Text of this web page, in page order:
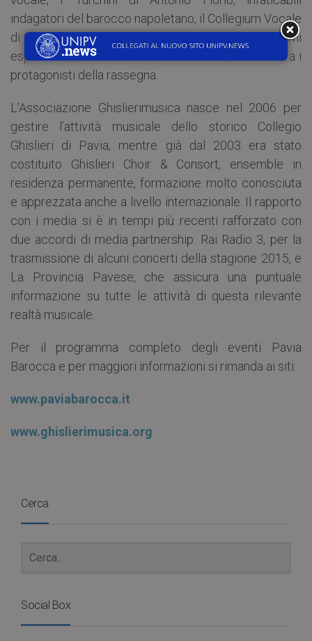
indagatori del barocco napoletano, il Collegium Vocale
di Gent diretto da Philippe Herreweghe, tra i massimi
esponenti della scena barocca mondiale, saranno tra i
protagonisti della rassegna.
L’Associazione Ghislierimusica nasce nel 2006 per
gestire l’attività musicale dello storico Collegio
Ghislieri di Pavia, mentre già dal 2003 era stato
costituito Ghislieri Choir & Consort, ensemble in
residenza permanente, formazione molto conosciuta
e apprezzata anche a livello internazionale. Il rapporto
con i media si è in tempi più recenti rafforzato con
due accordi di media partnership: Rai Radio 3, per la
trasmissione di alcuni concerti della stagione 2015, e
La Provincia Pavese, che assicura una puntuale
informazione su tutte le attività di questa rilevante
realtà musicale.
Per il programma completo degli eventi Pavia
Barocca e per maggiori informazioni si rimanda ai siti:
www.paviabarocca.it
www.ghislierimusica.org
Cerca
Social Box